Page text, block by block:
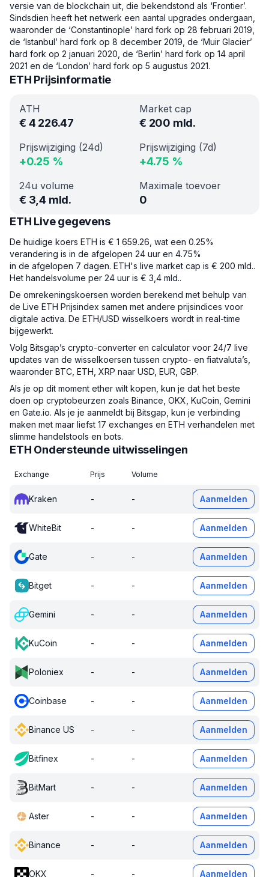
versie van de blockchain uit, die bekendstond als ‘Frontier’.
Sindsdien heeft het netwerk een aantal upgrades ondergaan,
waaronder de ‘Constantinople’ hard fork op 28 februari 2019,
de ‘Istanbul’ hard fork op 8 december 2019, de ‘Muir Glacier’
hard fork op 2 januari 2020, de ‘Berlin’ hard fork op 14 april
2021 en de ‘London’ hard fork op 5 augustus 2021.
ETH Prijsinformatie
ATH
€ 4 226.47
Market cap
€ 200 mld.
Prijswijziging (24d)
+0.25 %
Prijswijziging (7d)
+4.75 %
24u volume
€ 3,4 mld.
Maximale toevoer
0
ETH Live gegevens
De huidige koers ETH is € 1 659.26, wat een 0.25%
verandering is in de afgelopen 24 uur en 4.75%
in de afgelopen 7 dagen. ETH's live market cap is € 200 mld..
Het handelsvolume per 24 uur is € 3,4 mld..
De omrekeningskoersen worden berekend met behulp van
de Live ETH Prijsindex samen met andere prijsindices voor
digitale activa. De ETH/USD wisselkoers wordt in real-time
bijgewerkt.
Volg Bitsgap’s crypto-converter en calculator voor 24/7 live
updates van de wisselkoersen tussen crypto- en fiatvaluta’s,
waaronder BTC, ETH, XRP naar USD, EUR, GBP.
Als je op dit moment ether wilt kopen, kun je dat het beste
doen op cryptobeurzen zoals Binance, OKX, KuCoin, Gemini
en Gate.io. Als je je aanmeldt bij Bitsgap, kun je verbinding
maken met maar liefst 17 exchanges en ETH verhandelen met
slimme handelstools en bots.
ETH Ondersteunde uitwisselingen
Exchange Prijs Volume
Kraken - - Aanmelden
WhiteBit - - Aanmelden
Gate - - Aanmelden
Bitget - - Aanmelden
Gemini - - Aanmelden
KuCoin - - Aanmelden
Poloniex - - Aanmelden
Coinbase - - Aanmelden
Binance US - - Aanmelden
Bitfinex - - Aanmelden
BitMart - - Aanmelden
Aster - - Aanmelden
Binance - - Aanmelden
OKX - - Aanmelden